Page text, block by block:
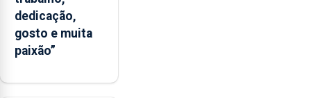
significativo”
da
CPUE
entre
e
dedicação,
gosto e muita
paixão”